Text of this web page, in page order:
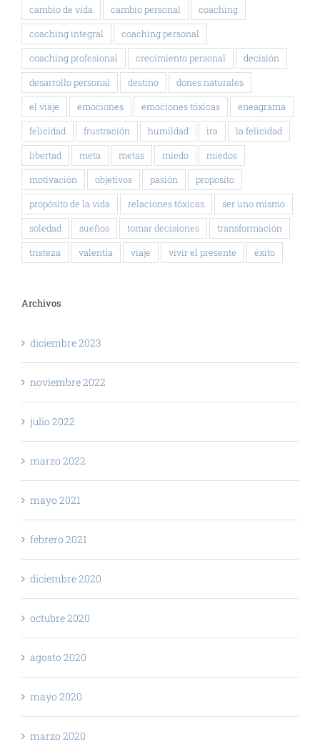
cambio de vida cambio personal coaching
coaching integral coaching personal
coaching profesional crecimiento personal decisión
desarrollo personal destino dones naturales
el viaje emociones emociones tóxicas eneagrama
felicidad frustración humildad ira la felicidad
libertad meta metas miedo miedos
motivación objetivos pasión proposito
propósito de la vida relaciones tóxicas ser uno mismo
soledad sueños tomar decisiones transformación
tristeza valentía viaje vivir el presente éxito
Archivos
diciembre 2023
noviembre 2022
julio 2022
marzo 2022
mayo 2021
febrero 2021
diciembre 2020
octubre 2020
agosto 2020
mayo 2020
marzo 2020